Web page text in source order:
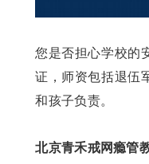
您是否担心学校的
证，师资包括退伍
和孩子负责。
北京青禾戒网瘾管